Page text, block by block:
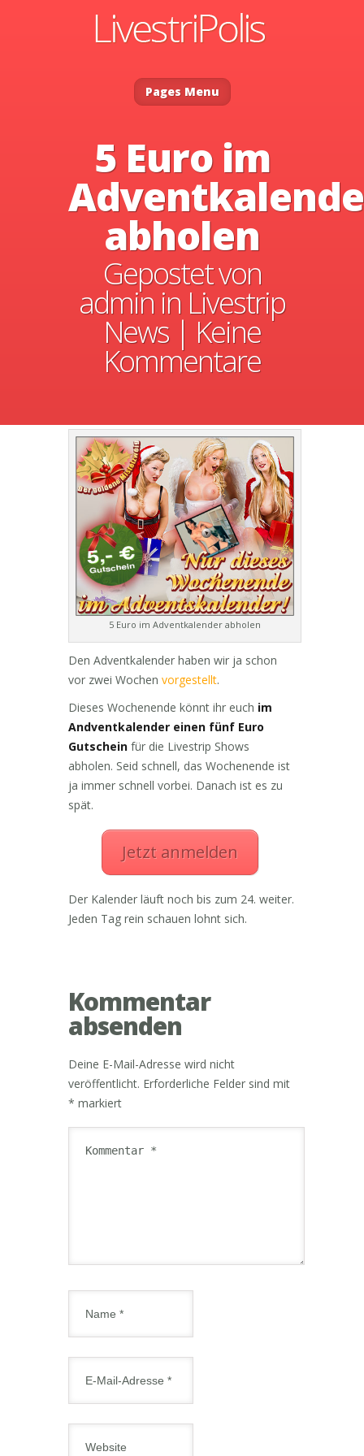
Pages Menu
5 Euro im
abholen
Gepostet von
admin in Livestrip
News| Keine
Kommentare
5 Euro im Adventkalender abholen
Den Adventkalender haben wir ja schon
vor zwei Wochen vorgestellt.
Dieses Wochenende könnt ihr euch im
Andventkalender einen fünf Euro
Gutschein für die Livestrip Shows
abholen. Seid schnell, das Wochenende ist
ja immer schnell vorbei. Danach ist es zu
spät.
Jetzt anmelden
Der Kalender läuft noch bis zum 24. weiter.
Jeden Tag rein schauen lohnt sich.
Kommentar
absenden
Deine E-Mail-Adresse wird nicht
veröffentlicht. Erforderliche Felder sind mit
* markiert